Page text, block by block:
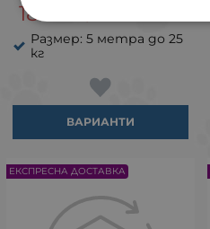
18.81
Размер: 5 метра до 25
кг
ВАРИАНТИ
ЕКСПРЕСНА ДОСТАВКА